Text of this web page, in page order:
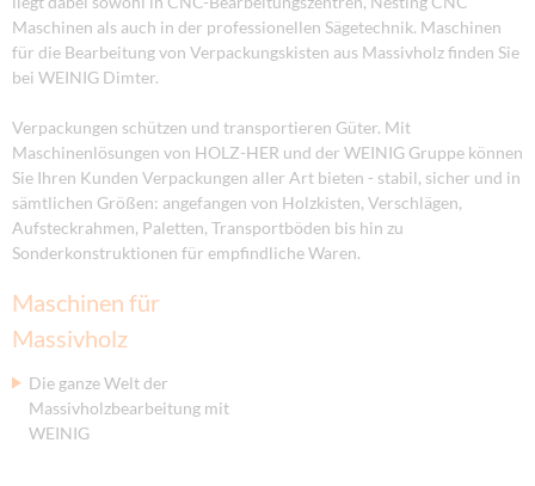
Maschinen als auch in der professionellen Sägetechnik. Maschinen
für die Bearbeitung von Verpackungskisten aus Massivholz finden Sie
bei WEINIG Dimter.
Verpackungen schützen und transportieren Güter. Mit
Maschinenlösungen von HOLZ-HER und der WEINIG Gruppe können
Sie Ihren Kunden Verpackungen aller Art bieten - stabil, sicher und in
sämtlichen Größen: angefangen von Holzkisten, Verschlägen,
Aufsteckrahmen, Paletten, Transportböden bis hin zu
Sonderkonstruktionen für empfindliche Waren.
Maschinen für
Massivholz
Die ganze Welt der
Massivholzbearbeitung mit
WEINIG